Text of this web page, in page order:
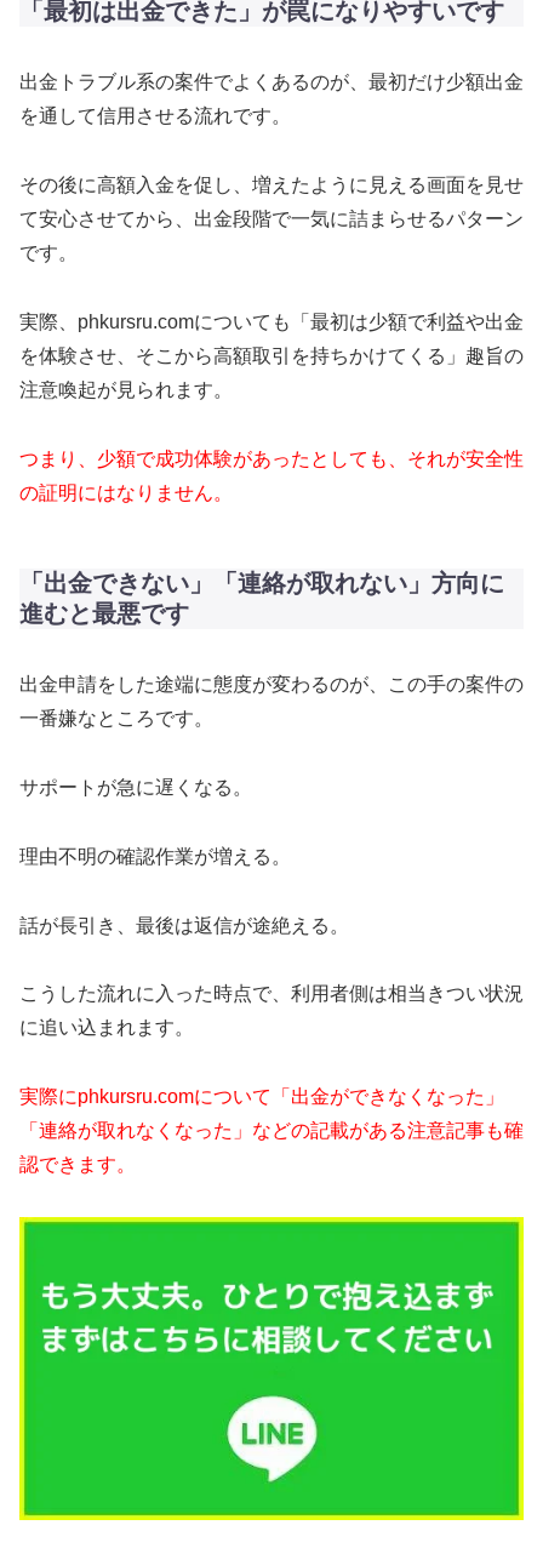
「最初は出金できた」が罠になりやすいです
出金トラブル系の案件でよくあるのが、最初だけ少額出金
を通して信用させる流れです。
その後に高額入金を促し、増えたように見える画面を見せ
て安心させてから、出金段階で一気に詰まらせるパターン
です。
実際、phkursru.comについても「最初は少額で利益や出金
を体験させ、そこから高額取引を持ちかけてくる」趣旨の
注意喚起が見られます。
つまり、少額で成功体験があったとしても、それが安全性
の証明にはなりません。
「出金できない」「連絡が取れない」方向に
進むと最悪です
出金申請をした途端に態度が変わるのが、この手の案件の
一番嫌なところです。
サポートが急に遅くなる。
理由不明の確認作業が増える。
話が長引き、最後は返信が途絶える。
こうした流れに入った時点で、利用者側は相当きつい状況
に追い込まれます。
実際にphkursru.comについて「出金ができなくなった」
「連絡が取れなくなった」などの記載がある注意記事も確
認できます。